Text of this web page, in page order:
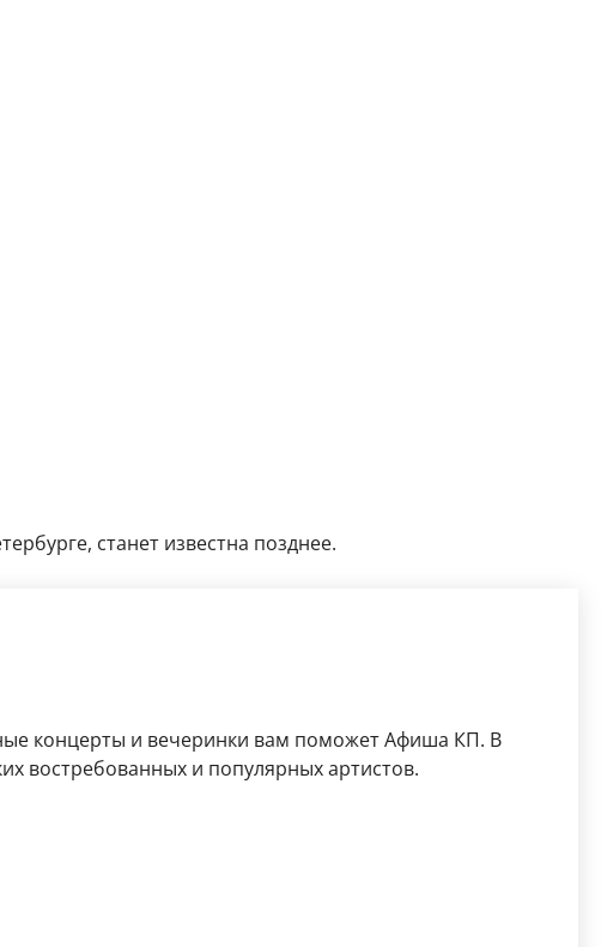
станет известна позднее.
концерты и вечеринки вам поможет Афиша КП. В
востребованных и популярных артистов.